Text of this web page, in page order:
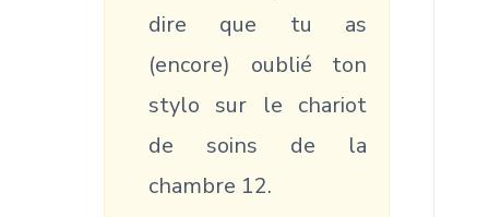
dire que tu as
(encore) oublié ton
stylo sur le chariot
de soins de la
chambre 12.